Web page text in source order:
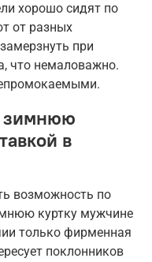
хорошо сидят по
от разных
при
что немаловажно.
зимнюю
в
возможность по
куртку мужчине
только фирменная
поклонников